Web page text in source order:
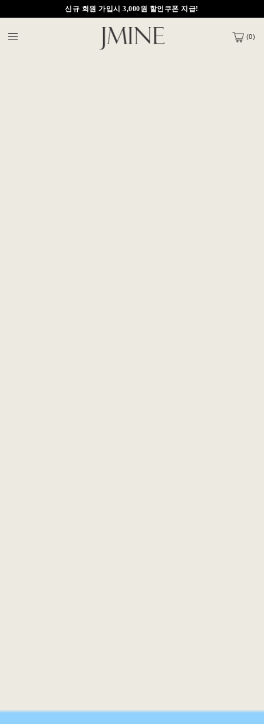
제이마인 APP 다운받으면 5,000원 적립금 지급
(0)